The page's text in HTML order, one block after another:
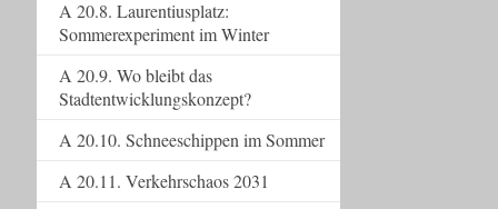
A 20.8. Laurentiusplatz:
Sommerexperiment im Winter
A 20.9. Wo bleibt das
Stadtentwicklungskonzept?
A 20.10. Schneeschippen im Sommer
A 20.11. Verkehrschaos 2031